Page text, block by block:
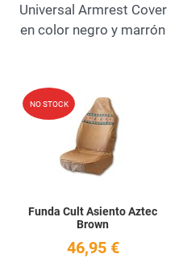
Universal Armrest Cover
en color negro y marrón
Add to Wishlist
NO STOCK
Funda Cult Asiento Aztec
Brown
46,95 €